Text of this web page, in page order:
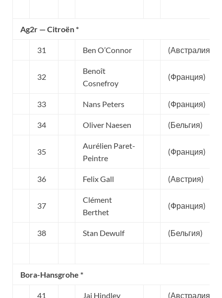
Ag2r — Citroën *
31 Ben O’Connor (Австралия)
32
Benoît
Cosnefroy
(Франция)
33 Nans Peters (Франция)
34 Oliver Naesen (Бельгия)
35
Aurélien Paret-
Peintre
(Франция)
36 Felix Gall (Австрия)
37
Clément
Berthet
(Франция)
38 Stan Dewulf (Бельгия)
Bora-Hansgrohe *
41 Jai Hindley (Австралия)